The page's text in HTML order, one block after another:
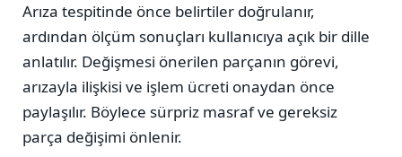
Arıza tespitinde önce belirtiler doğrulanır,
ardından ölçüm sonuçları kullanıcıya açık bir dille
anlatılır. Değişmesi önerilen parçanın görevi,
arızayla ilişkisi ve işlem ücreti onaydan önce
paylaşılır. Böylece sürpriz masraf ve gereksiz
parça değişimi önlenir.